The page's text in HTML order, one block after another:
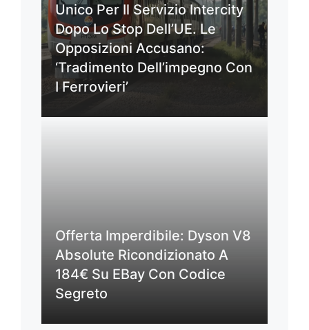
Unico Per Il Servizio Intercity
Dopo Lo Stop Dell’UE. Le
Opposizioni Accusano:
‘Tradimento Dell’impegno Con
I Ferrovieri’
Offerta Imperdibile: Dyson V8
Absolute Ricondizionato A
184€ Su EBay Con Codice
Segreto